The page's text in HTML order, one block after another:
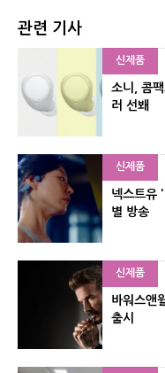
관련 기사
신제품
소니, 콤
러 선봬
신제품
넥스트유
별 방송
신제품
바워스앤
출시